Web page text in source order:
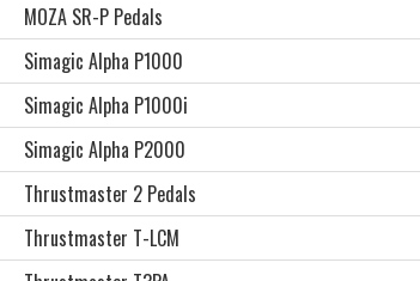
MOZA SR-P Pedals
Simagic Alpha P1000
Simagic Alpha P1000i
Simagic Alpha P2000
Thrustmaster 2 Pedals
Thrustmaster T-LCM